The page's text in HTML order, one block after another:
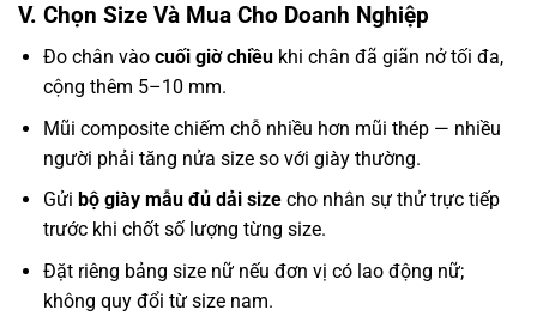
V. Chọn Size Và Mua Cho Doanh Nghiệp
Đo chân vào cuối giờ chiềukhi chân đã giãn nở tối đa,
cộng thêm 5–10 mm.
Mũi composite chiếm chỗ nhiều hơn mũi thép — nhiều
người phải tăng nửa size so với giày thường.
Gửi bộ giày mẫu đủ dải sizecho nhân sự thử trực tiếp
trước khi chốt số lượng từng size.
Đặt riêng bảng size nữ nếu đơn vị có lao động nữ;
không quy đổi từ size nam.